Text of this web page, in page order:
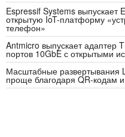
Espressif Systems
открытую IoT-платформу
телефон»
Antmicro выпускает адаптер
портов 10GbE с открытыми
Масштабные развертывания
проще благодаря QR-кодам